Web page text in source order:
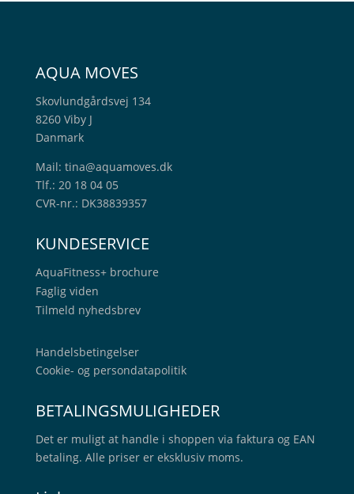
AQUA MOVES
Skovlundgårdsvej 134
8260 Viby J
Danmark
Mail: tina@aquamoves.dk
Tlf.: 20 18 04 05
CVR-nr.: DK38839357
KUNDESERVICE
AquaFitness+ brochure
Faglig viden
Tilmeld nyhedsbrev
Handelsbetingelser
Cookie- og persondatapolitik
BETALINGSMULIGHEDER
Det er muligt at handle i shoppen via faktura og EAN
betaling. Alle priser er eksklusiv moms.